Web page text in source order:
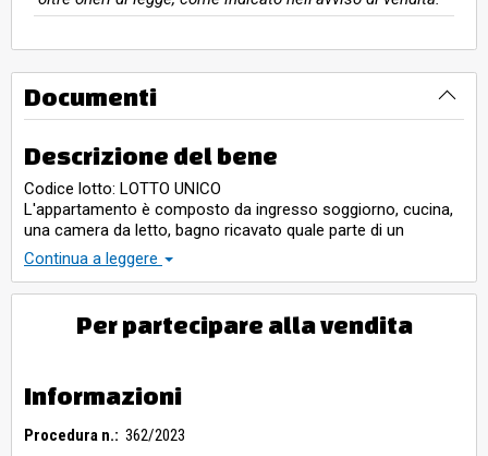
Documenti
Descrizione del bene
Codice lotto: LOTTO UNICO
L'appartamento è composto da ingresso soggiorno, cucina,
una camera da letto, bagno ricavato quale parte di un
balcone chiuso con elementi amovibili in alluminio.
Completano l’immobile un balconcino ed una soffitta
sottotetto
Continua a leggere
Per partecipare alla vendita
Informazioni
Procedura n.: 362/2023